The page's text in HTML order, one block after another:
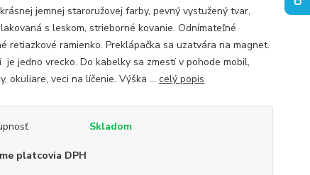
jemnej staroružovej farby, pevný vystužený tvar,
s leskom, strieborné kovanie. Odnímateľné
retiazkové ramienko. Preklápačka sa uzatvára na magnet.
je jedno vrecko. Do kabelky sa zmestí v pohode mobil,
okuliare, veci na líčenie. Výška ... celý popis
Skladom
platcovia DPH